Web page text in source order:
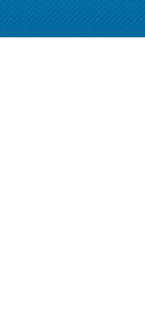
榮獲「冠軍」。